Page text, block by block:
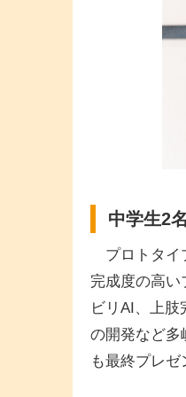
中学生2
プロトタイ
完成度の高
ビリAI、上
の開発など多
も最終プレゼ